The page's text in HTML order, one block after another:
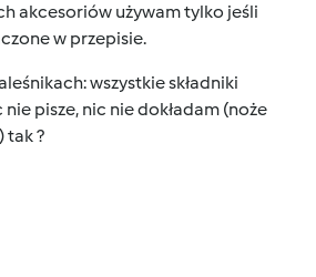
akcesoriów używam tylko jeśli
w przepisie.
wszystkie składniki
pisze, nic nie dokładam (noże
tak ?